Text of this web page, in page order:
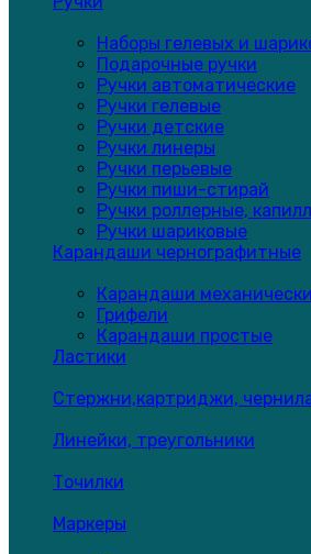
Наборы гелевых и
Подарочные ручки
Ручки автоматические
Ручки гелевые
Ручки детские
Ручки линеры
Ручки перьевые
Ручки пиши-стирай
Ручки роллерные,
Ручки шариковые
Карандаши чернографитные
Карандаши
Грифели
Карандаши простые
Ластики
Стержни,картриджи,
Линейки, треугольники
Точилки
Маркеры